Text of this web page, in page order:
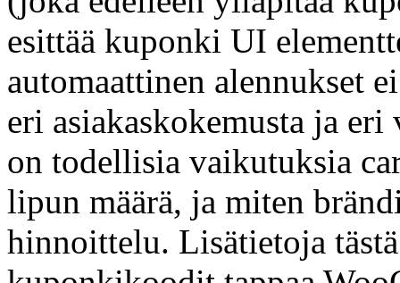
esittää kuponki UI
automaattinen alennukset
eri asiakaskokemusta ja
on todellisia vaikutuksia
lipun määrä, ja miten
hinnoittelu. Lisätietoja